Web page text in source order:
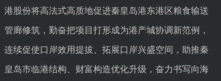
港股份将高法式高质地促进秦皇岛港东港区粮食输送
管廊修筑，勤奋把项目打形成为港产城协调新范例，
连续促使口岸效用提拔、拓展口岸兴盛空间，助推秦
皇岛市临港结构、财富构造优化升级，奋力书写向海